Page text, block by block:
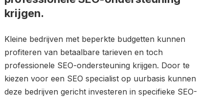
krijgen.
Kleine bedrijven met beperkte budgetten kunnen
profiteren van betaalbare tarieven en toch
professionele SEO-ondersteuning krijgen. Door te
kiezen voor een SEO specialist op uurbasis kunnen
deze bedrijven gericht investeren in specifieke SEO-